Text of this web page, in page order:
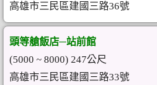
高雄市三民區建國三路36號
頭等艙飯店─站前館
(5000 ~ 8000) 247公尺
高雄市三民區建國三路33號